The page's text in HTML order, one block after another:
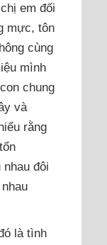
em đối
mực, tôn
cùng
mình
chung
và
rằng
đôi
là tình